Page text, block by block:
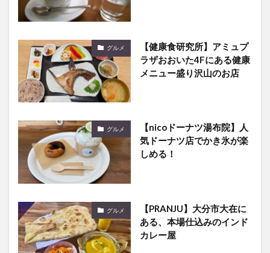
グルメ
【健康食研究所】アミュプ
ラザおおいた4Fにある健康
メニュー盛り沢山のお店
グルメ
【nicoドーナツ湯布院】人
気ドーナツ店でかき氷が楽
しめる！
グルメ
【PRANJU】大分市大在に
ある、本場仕込みのインド
カレー屋